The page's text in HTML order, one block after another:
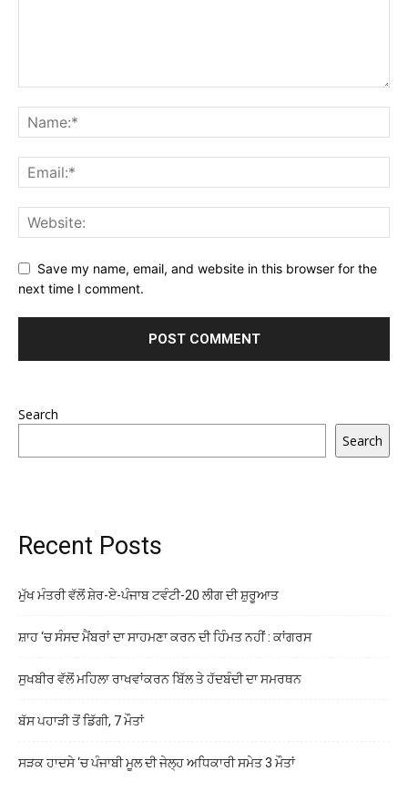
Save my name, email, and website in this browser for the
next time I comment.
Search
Search
Recent Posts
ਮੁੱਖ ਮੰਤਰੀ ਵੱਲੋਂ ਸ਼ੇਰ-ਏ-ਪੰਜਾਬ ਟਵੰਟੀ-20 ਲੀਗ ਦੀ ਸ਼ੁਰੂਆਤ
ਸ਼ਾਹ ‘ਚ ਸੰਸਦ ਮੈਂਬਰਾਂ ਦਾ ਸਾਹਮਣਾ ਕਰਨ ਦੀ ਹਿੰਮਤ ਨਹੀਂ : ਕਾਂਗਰਸ
ਸੁਖਬੀਰ ਵੱਲੋਂ ਮਹਿਲਾ ਰਾਖਵਾਂਕਰਨ ਬਿੱਲ ਤੇ ਹੱਦਬੰਦੀ ਦਾ ਸਮਰਥਨ
ਬੱਸ ਪਹਾੜੀ ਤੋਂ ਡਿੱਗੀ, 7 ਮੌਤਾਂ
ਸੜਕ ਹਾਦਸੇ ‘ਚ ਪੰਜਾਬੀ ਮੂਲ ਦੀ ਜੇਲ੍ਹ ਅਧਿਕਾਰੀ ਸਮੇਤ 3 ਮੌਤਾਂ